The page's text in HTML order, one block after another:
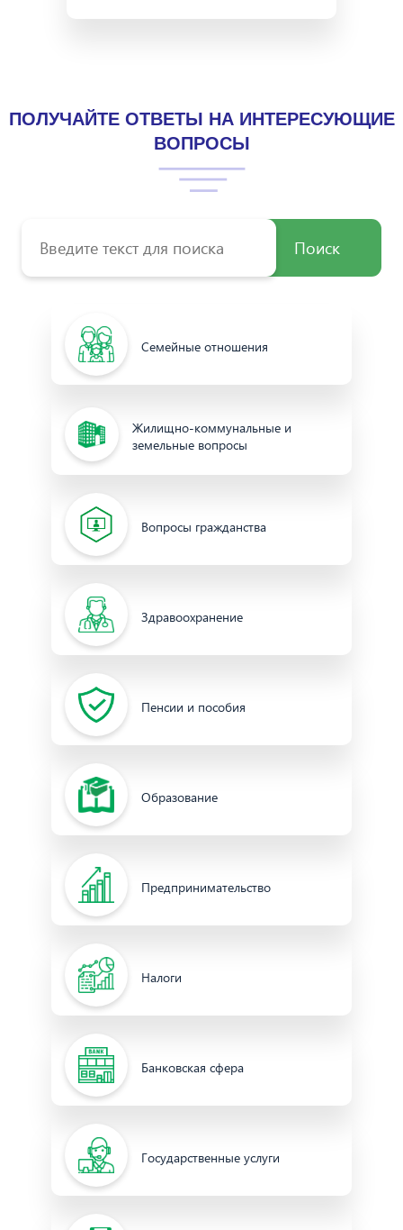
ПОЛУЧАЙТЕ ОТВЕТЫ НА ИНТЕРЕСУЮЩИЕ
ВОПРОСЫ
Поиск
Семейные отношения
Жилищно-коммунальные и
земельные вопросы
Вопросы гражданства
Здравоохранение
Пенсии и пособия
Образование
Предпринимательство
Налоги
Банковская сфера
Государственные услуги